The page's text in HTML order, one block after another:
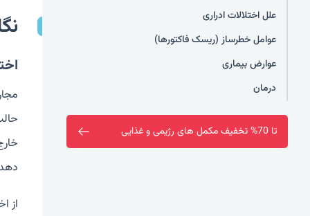
علل اختلالات ادراری
عوامل خطرساز (ریسک فاکتورها)
عوارض بیماری
درمان
تا 70% تخفیف مکمل های رژیمی و غذایی
از